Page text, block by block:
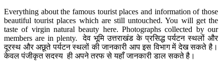
Everything about the famous tourist places and information of those
beautiful tourist places which are still untouched. You will get the
taste of virgin natural beauty here. Photographs collected by our
members are in plenty. देव भूमि उत्तराखंड के प्रसिद्ध पर्यटन स्थलों और
दूरस्थ और अछूते पर्यटन स्थलों की जानकारी आप इस विभाग में देख सकते है।
केवल पंजीकृत सदस्य ही अपने तरफ से यहाँ जानकारी डाल सकते है।